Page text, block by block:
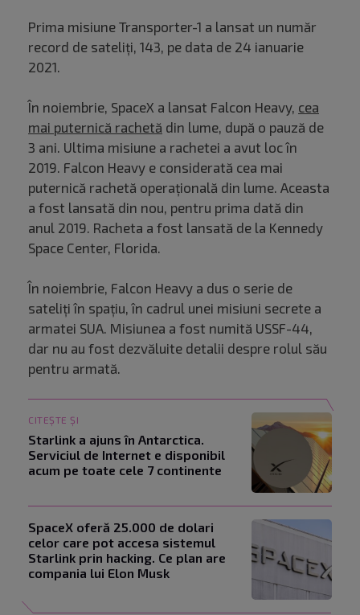
Prima misiune Transporter-1 a lansat un număr
record de sateliți, 143, pe data de 24 ianuarie
2021.
În noiembrie, SpaceX a lansat Falcon Heavy, cea
mai puternică rachetă din lume, după o pauză de
3 ani. Ultima misiune a rachetei a avut loc în
2019. Falcon Heavy e considerată cea mai
puternică rachetă operațională din lume. Aceasta
a fost lansată din nou, pentru prima dată din
anul 2019. Racheta a fost lansată de la Kennedy
Space Center, Florida.
În noiembrie, Falcon Heavy a dus o serie de
sateliți în spațiu, în cadrul unei misiuni secrete a
armatei SUA. Misiunea a fost numită USSF-44,
dar nu au fost dezvăluite detalii despre rolul său
pentru armată.
CITEȘTE ȘI
Starlink a ajuns în Antarctica.
Serviciul de Internet e disponibil
acum pe toate cele 7 continente
SpaceX oferă 25.000 de dolari
celor care pot accesa sistemul
Starlink prin hacking. Ce plan are
compania lui Elon Musk